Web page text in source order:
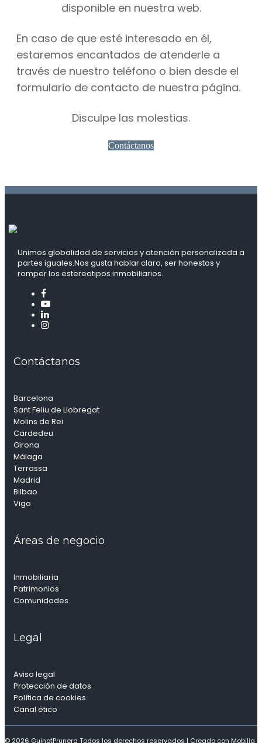
disponible en nuestra web.
En caso de que esté interesado en él,
estaremos encantados de atenderle a
través de nuestro teléfono o bien desde el
formulario de contacto de nuestra página.
Disculpe las molestias.
Contáctanos
Unimos globalidad de servicios y atención personalizada a
partes iguales.Nos gusta hablar claro, ser honestos y
romper los estereotipos inmobiliarios.
Contáctanos
Barcelona
Sant Feliu de Llobregat
Molins de Rei
Cardedeu
Girona
Málaga
Terrassa
Madrid
Bilbao
Vigo
Áreas de negocio
Inmobiliaria
Patrimonios
Comunidades
Legal
Aviso legal
Protección de datos
Política de cookies
Canal ético
© 2026 GuinotPrunera Todos los derechos reservados | Creado con Mobilia